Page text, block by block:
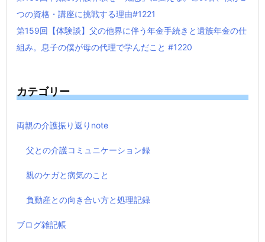
つの資格・講座に挑戦する理由#1221
第159回【体験談】父の他界に伴う年金手続きと遺族年金の仕
組み。息子の僕が母の代理で学んだこと #1220
カテゴリー
両親の介護振り返りnote
父との介護コミュニケーション録
親のケガと病気のこと
負動産との向き合い方と処理記録
ブログ雑記帳